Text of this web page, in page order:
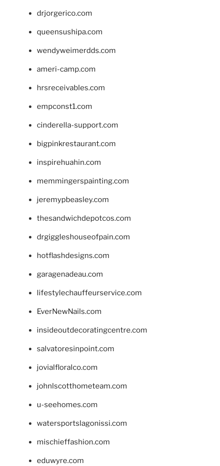
drjorgerico.com
queensushipa.com
wendyweimerdds.com
ameri-camp.com
hrsreceivables.com
empconst1.com
cinderella-support.com
bigpinkrestaurant.com
inspirehuahin.com
memmingerspainting.com
jeremypbeasley.com
thesandwichdepotcos.com
drgiggleshouseofpain.com
hotflashdesigns.com
garagenadeau.com
lifestylechauffeurservice.com
EverNewNails.com
insideoutdecoratingcentre.com
salvatoresinpoint.com
jovialfloralco.com
johnlscotthometeam.com
u-seehomes.com
watersportslagonissi.com
mischieffashion.com
eduwyre.com